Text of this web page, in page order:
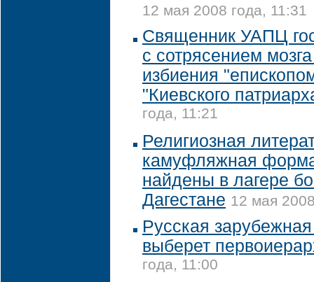
12 мая 2008 года, 11:31
Священник УАПЦ
с сотрясением
избиения
"Киевского
года, 11:21
Религиозная
камуфляжная
найдены в лагере
Дагестане 12 мая
Русская
выберет
года, 11:00